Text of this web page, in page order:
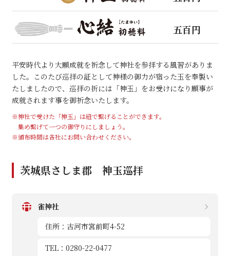
五百円
平安時代より大願成就を祈念して神社を参拝する風習がありま
した。このたび巡拝の証として神様の御力が宿った玉を奉製い
たしましたので、巡拝の折には「神玉」をお受けになり願事が
成就されます事を御祈念いたします。
※神社で受けた「神玉」は紐で繋げることができます。
集め繋げて一つの御守りにしましょう。
※頒布時間は各社にお問い合わせください。
茨城県さしま郡 神玉巡拝
雀神社
住所：古河市宮前町4-52
TEL：0280-22-0477